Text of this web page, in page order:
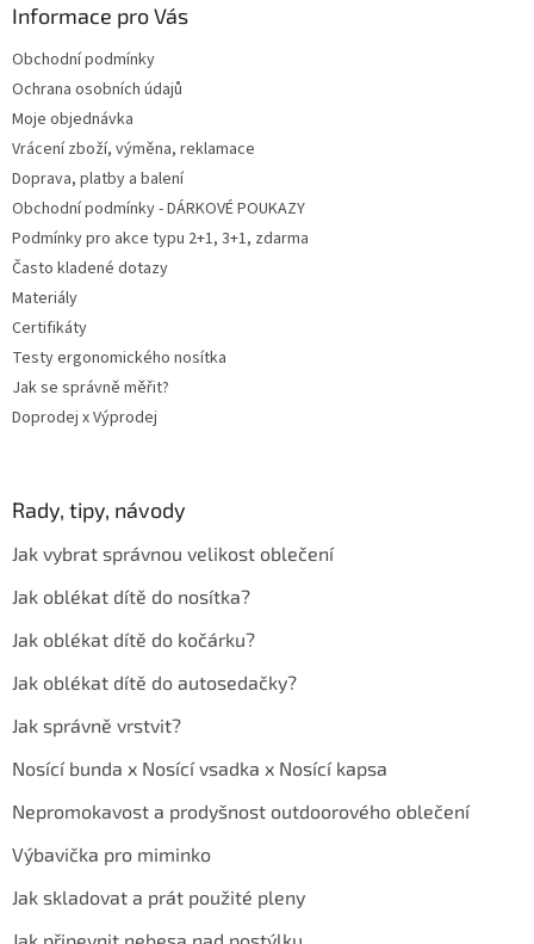
s
u
Informace pro Vás
Obchodní podmínky
Ochrana osobních údajů
Moje objednávka
Vrácení zboží, výměna, reklamace
Doprava, platby a balení
Obchodní podmínky - DÁRKOVÉ POUKAZY
Podmínky pro akce typu 2+1, 3+1, zdarma
Často kladené dotazy
Materiály
Certifikáty
Testy ergonomického nosítka
Jak se správně měřit?
Doprodej x Výprodej
Rady, tipy, návody
Jak vybrat správnou velikost oblečení
Jak oblékat dítě do nosítka?
Jak oblékat dítě do kočárku?
Jak oblékat dítě do autosedačky?
Jak správně vrstvit?
Nosící bunda x Nosící vsadka x Nosící kapsa
Nepromokavost a prodyšnost outdoorového oblečení
Výbavička pro miminko
Jak skladovat a prát použité pleny
Jak připevnit nebesa nad postýlku